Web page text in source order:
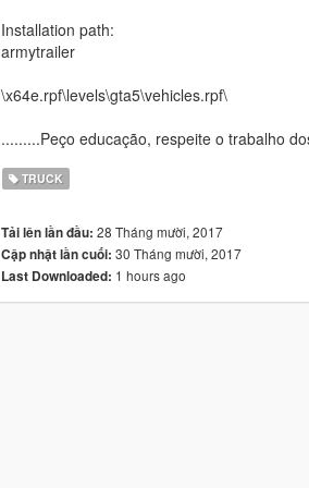
Installation path:
armytrailer
\x64e.rpf\levels\gta5\vehicles.rpf\
.........Peço educação, respeite o trabalho
TRUCK
Tải lên lần đầu: 28 Tháng mười, 2017
Cập nhật lần cuối: 30 Tháng mười, 2017
Last Downloaded: 1 hours ago